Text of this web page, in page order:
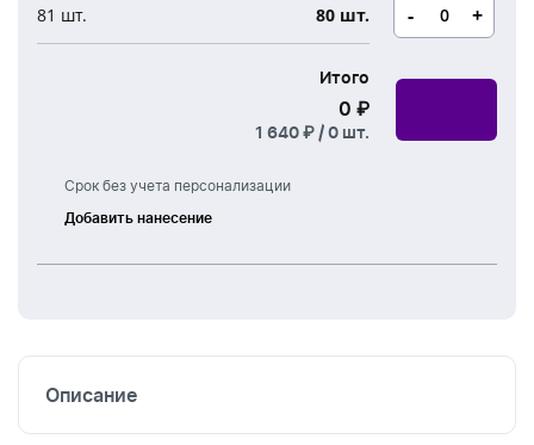
81 шт. 80 шт. - +
Срок без учета персонализации
Добавить нанесение
Шелкография
Итого
0 ₽
1 640 ₽ /0 шт.
Описание